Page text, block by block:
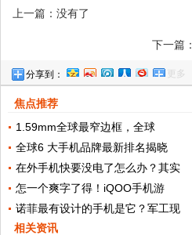
上一篇：没有了
下一篇：
分享到： 更多
焦点推荐
1.59mm全球最窄边框，全球
全球6 大手机品牌最新排名揭晓
在外手机快要没电了怎么办？其实
怎一个爽字了得！iQOO手机游
诺菲最有设计的手机是它？军工现
相关资讯